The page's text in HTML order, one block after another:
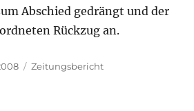
Abschied gedrängt und der
Rückzug an.
Kategorien
Zeitungsbericht